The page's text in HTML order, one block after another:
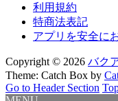
利用規約
特商法表記
アプリを安全に
Copyright © 2026 バク
Theme: Catch Box by
Go to Header Section